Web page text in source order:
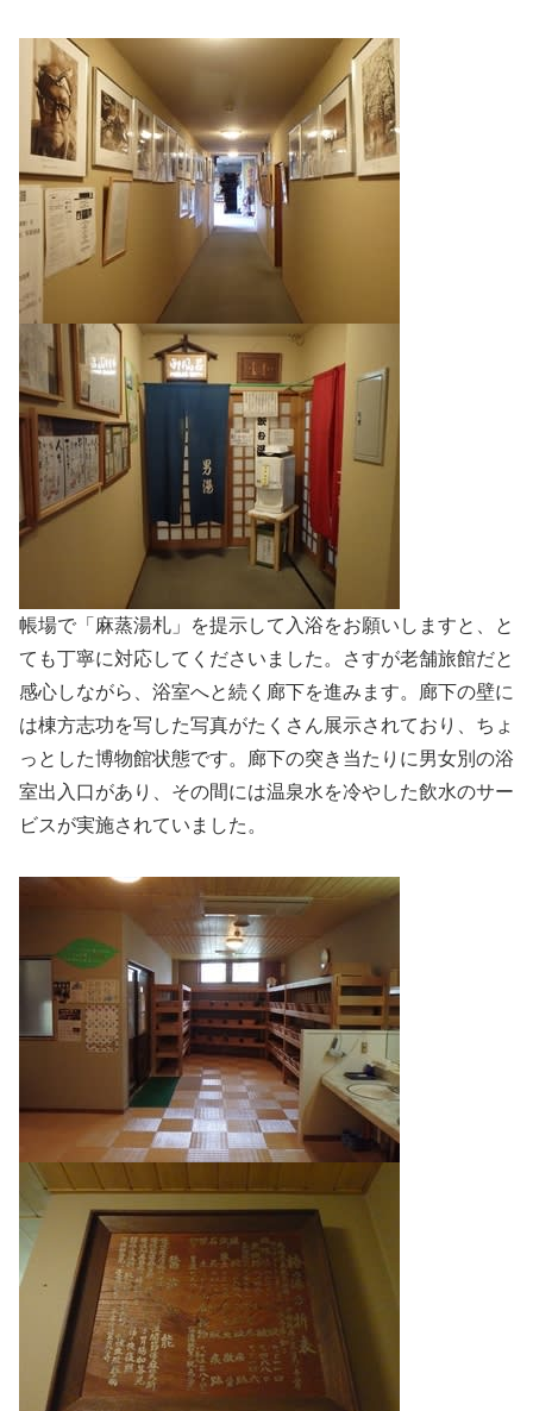
帳場で「麻蒸湯札」を提示して入浴をお願いしますと、と
ても丁寧に対応してくださいました。さすが老舗旅館だと
感心しながら、浴室へと続く廊下を進みます。廊下の壁に
は棟方志功を写した写真がたくさん展示されており、ちょ
っとした博物館状態です。廊下の突き当たりに男女別の浴
室出入口があり、その間には温泉水を冷やした飲水のサー
ビスが実施されていました。